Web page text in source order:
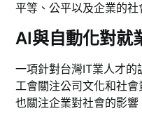
平等、公平以及企業的社
AI與自動化對就
一項針對台灣IT業人才
工會關注公司文化和社會
也關注企業對社會的影響